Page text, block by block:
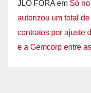
JLO FORA em Só
autorizou um total
contratos por ajuste
e a Gemcorp entre